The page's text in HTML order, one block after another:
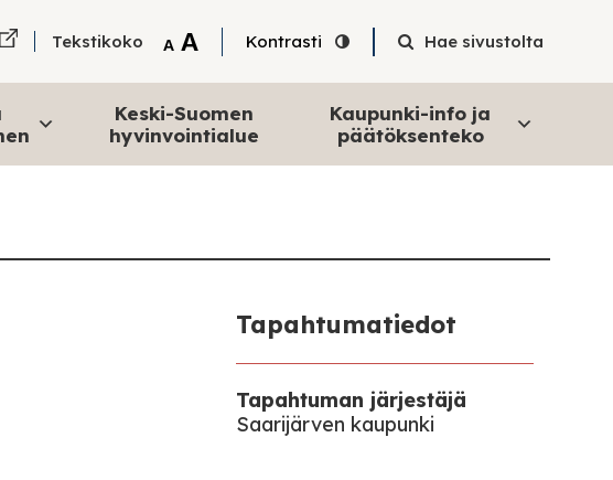
Tekstikoko A Tekstin pienentäminen
A Tekstin suurentaminen
Kontrasti Hae sivustolta
Keski-Suomen
hyvinvointialue
Kaupunki-info ja
päätöksenteko
Tapahtumatiedot
Tapahtuman järjestäjä
Saarijärven kaupunki